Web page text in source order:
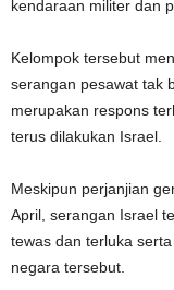
kendaraan militer dan
Kelompok tersebut
serangan pesawat tak
merupakan respons
terus dilakukan Israel.
Meskipun perjanjian
April, serangan Israel
tewas dan terluka
negara tersebut.